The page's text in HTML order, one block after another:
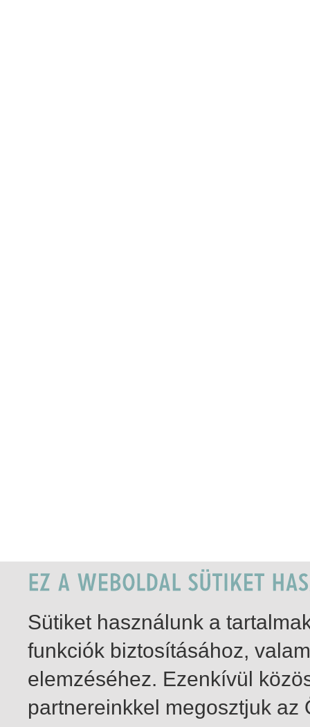
Sütiket használunk a
funkciók biztosításához,
elemzéséhez. Ezenkívül
partnereinkkel megosztjuk